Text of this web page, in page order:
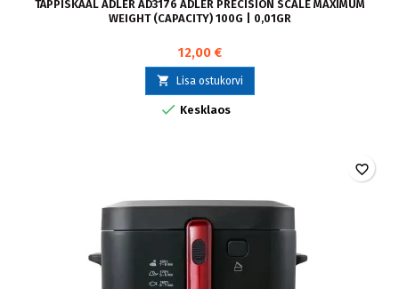
TÄPPISKAAL ADLER AD3176 ADLER PRECISION SCALE MAXIMUM
WEIGHT (CAPACITY) 100G | 0,01GR
12,00 €
 Lisa ostukorvi
 Kesklaos
favorite_border